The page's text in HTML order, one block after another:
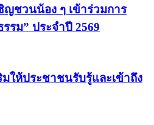
ญชวนน้อง ๆ เข้าร่วมการ
รม” ประจำปี 2569
ให้ประชาชนรับรู้และเข้าถึง